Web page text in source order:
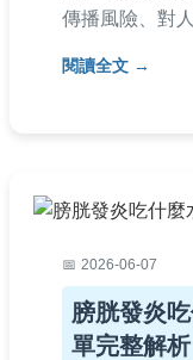
傳播風險、對
解析如何保護
閱讀全文
2026-06-07
膀胱發炎
單完整解析